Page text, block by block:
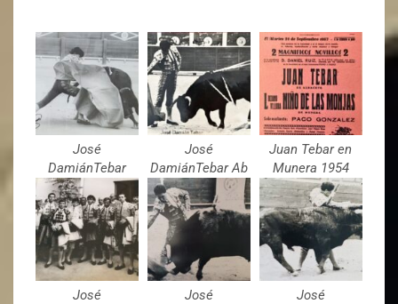
José
DamiánTebar
José
DamiánTebar Ab
Juan Tebar en
Munera 1954
José
José
José